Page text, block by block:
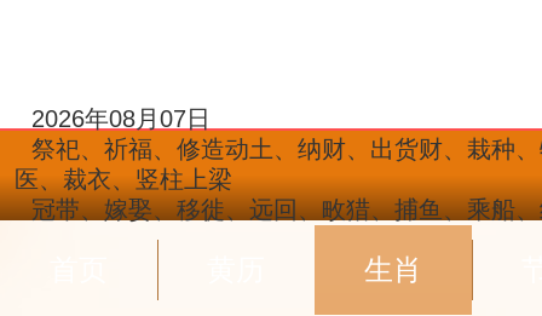
2026年08月07日
祭祀、祈福、修造动土、纳财、出货财、栽种
医、裁衣、竖柱上梁
冠带、嫁娶、移徙、远回、畋猎、捕鱼、乘船
生肖